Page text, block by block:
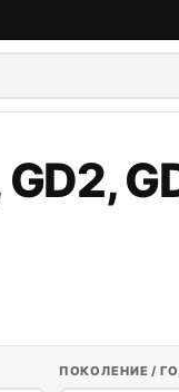
ПОКОЛЕНИЕ /